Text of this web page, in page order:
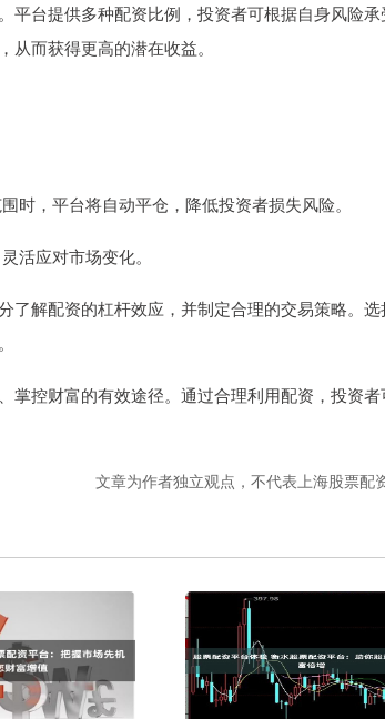
台提供多种配资比例，投资者可根据自身风险
而获得更高的潜在收益。
时，平台将自动平仓，降低投资者损失风险。
活应对市场变化。
了解配资的杠杆效应，并制定合理的交易策略。
控财富的有效途径。通过合理利用配资，投资
文章为作者独立观点，不代表上海股票配